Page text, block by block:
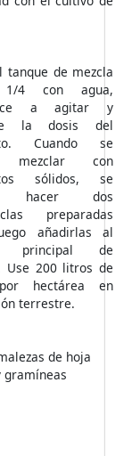
tanque de mezcla
1/4 con agua,
a agitar y
la dosis del
Cuando se
mezclar con
sólidos, se
hacer dos
preparadas
añadirlas al
principal de
Use 200 litros de
hectárea en
terrestre.
de hoja
gramíneas